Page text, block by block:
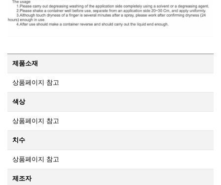
제품소재
상품페이지 참고
색상
상품페이지 참고
치수
상품페이지 참고
제조자